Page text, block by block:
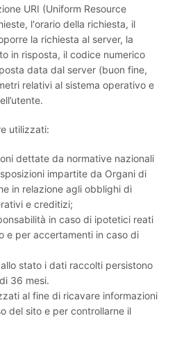
URI (Uniform Resource
l'orario della richiesta, il
la richiesta al server, la
in risposta, il codice numerico
data dal server (buon fine,
relativi al sistema operativo e
utilizzati:
dettate da normative nazionali
impartite da Organi di
in relazione agli obblighi di
e creditizi;
in caso di ipotetici reati
e per accertamenti in caso di
stato i dati raccolti persistono
36 mesi.
al fine di ricavare informazioni
del sito e per controllarne il